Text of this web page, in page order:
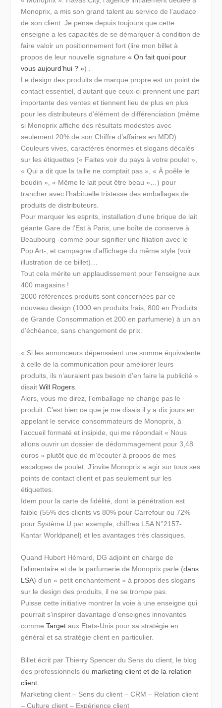
Monoprix, a mis son grand talent au service de l’audace
de son client. Je pense depuis toujours que cette
enseigne a les capacités de se démarquer à condition de
faire valoir un positionnement fort (lire mon billet à
propos de leur nouvelle signature« On fait quoi pour
vous aujourd’hui ? ») .
Le design des produits de marque propre est un point de
contact essentiel, d’autant que ceux-ci prennent une part
importante des ventes et tiennent lieu de plus en plus
pour les distributeurs d’élément de différenciation (même
si Monoprix affiche des résultats modestes avec
seulement 20% de son Chiffre d’affaires en MDD).
Couleurs vives, caractères énormes et slogans décalés
sur les étiquettes (« Faites voir du pays à votre poulet »,
« Qui a dit que la taille ne comptait pas », « À poêle le
boudin », « Même le lait peut être beau » …) pour
trancher avec l’habituelle tristesse des emballages de
produits de distributeurs.
Pour marquer les esprits, installation d’une brique de lait
géante Gare de l’Est à Paris, une boîte de conserve à
Beaubourg -comme pour signifier une filiation avec le
Pop Art-, et campagne d’affichage du même style (voir
illustration de ce billet)…
Tout cela mérite un applaudissement pour l’enseigne aux
400 magasins !
2000 références produits sont concernées par ce
nouveau design (1000 en produits frais, 800 en Produits
de Grande Consommation et 200 en parfumerie) à un an
d’échéance, sans changement de prix.
« Si les annonceurs dépensaient une somme équivalente
à celle de la communication pour améliorer leurs
produits, ils n’auraient pas besoin d’en faire la publicité »
disaitWill Rogers.
Alors, vous me direz, l’emballage ne change pas le
produit. C’est bien ce que je me disais il y a dix jours en
appelant le service consommateurs de Monoprix, à
l’accueil formaté et insipide, qui me répondait« Nous
allons ouvrir un dossier de dédommagement pour 3,48
euros » plutôt que de m’écouter à propos de mes
escalopes de poulet. J’invite Monoprix a agir sur tous ses
points de contact client et pas seulement sur les
étiquettes.
Idem pour la carte de fidélité, dont la pénétration est
faible (55% des clients vs 80% pour Carrefour ou 72%
pour Système U par exemple, chiffres LSA N°2157-
Kantar Worldpanel) et les avantages très classiques.
Quand Hubert Hémard, DG adjoint en charge de
l’alimentaire et de la parfumerie de Monoprix parle (dans
LSA) d’un « petit enchantement » à propos des slogans
sur le design des produits, il ne se trompe pas.
Puisse cette initiative montrer la voie à une enseigne qui
pourrait s’inspirer davantage d’enseignes innovantes
commeTarget aux Etats-Unis pour sa stratégie en
général et sa stratégie client en particulier.
Billet écrit par Thierry Spencer du Sens du client, le blog
des professionnels du marketing client et de la relation
client.
Marketing client – Sens du client – CRM – Relation client
– Culture client – Expérience client